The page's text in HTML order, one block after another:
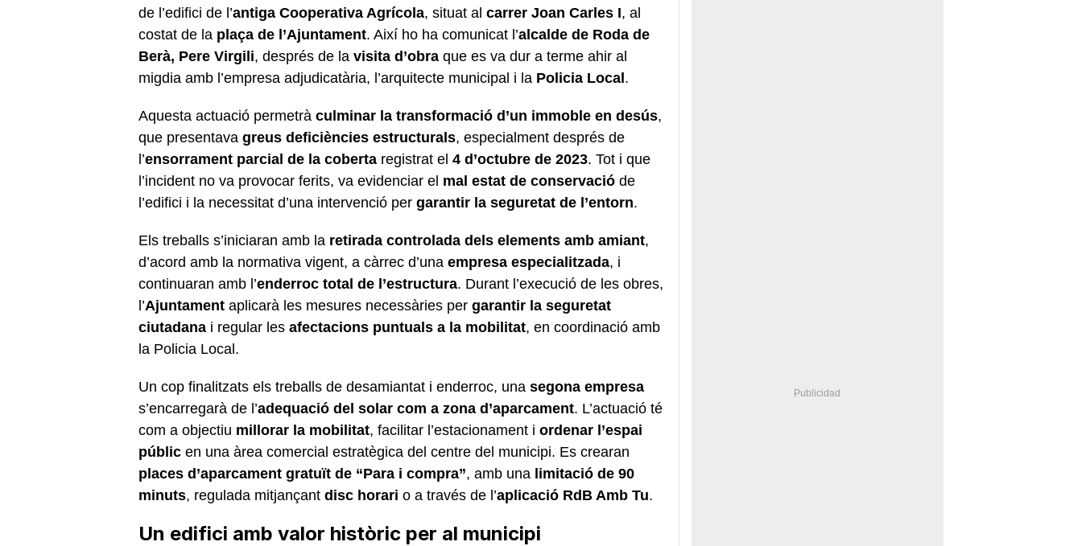
de l’edifici de l’antiga Cooperativa Agrícola, situat al carrer Joan Carles I, al
costat de la plaça de l’Ajuntament. Així ho ha comunicat l’alcalde de Roda de
Berà, Pere Virgili, després de la visita d’obra que es va dur a terme ahir al
migdia amb l’empresa adjudicatària, l’arquitecte municipal i la Policia Local.
Aquesta actuació permetrà culminar la transformació d’un immoble en desús,
que presentava greus deficiències estructurals, especialment després de
l’ensorrament parcial de la coberta registrat el 4 d’octubre de 2023. Tot i que
l’incident no va provocar ferits, va evidenciar el mal estat de conservació de
l’edifici i la necessitat d’una intervenció per garantir la seguretat de l’entorn.
Els treballs s’iniciaran amb la retirada controlada dels elements amb amiant,
d’acord amb la normativa vigent, a càrrec d’una empresa especialitzada, i
continuaran amb l’enderroc total de l’estructura. Durant l’execució de les obres,
l’Ajuntament aplicarà les mesures necessàries per garantir la seguretat
ciutadana i regular les afectacions puntuals a la mobilitat, en coordinació amb
la Policia Local.
Un cop finalitzats els treballs de desamiantat i enderroc, una segona empresa
s’encarregarà de l’adequació del solar com a zona d’aparcament. L’actuació té
com a objectiu millorar la mobilitat, facilitar l’estacionament i ordenar l’espai
públic en una àrea comercial estratègica del centre del municipi. Es crearan
places d’aparcament gratuït de “Para i compra”, amb una limitació de 90
minuts, regulada mitjançant disc horari o a través de l’aplicació RdB Amb Tu.
Un edifici amb valor històric per al municipi